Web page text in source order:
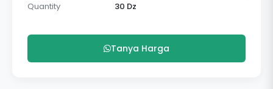
Quantity
30 Dz
Tanya Harga